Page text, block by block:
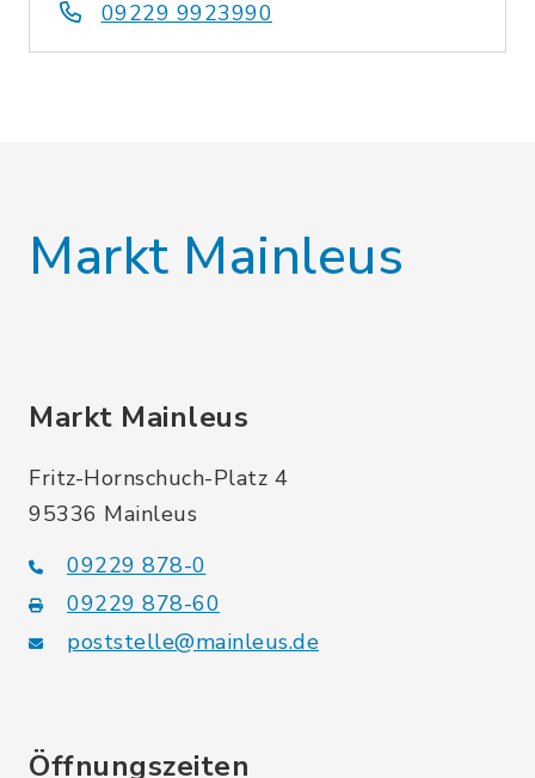
09229 9923990
Markt Mainleus
Markt Mainleus
Fritz-Hornschuch-Platz 4
95336 Mainleus
09229 878-0
09229 878-60
poststelle@mainleus.de
Öffnungszeiten